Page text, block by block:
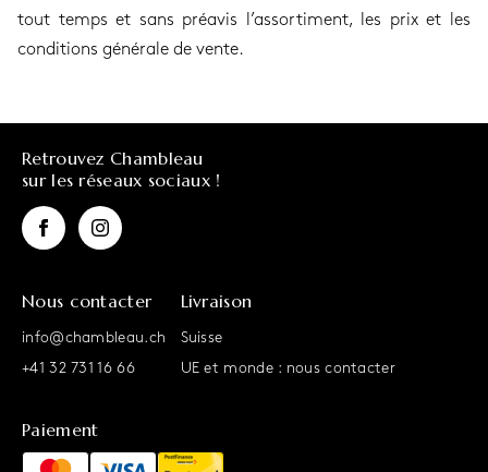
tout temps et sans préavis l’assortiment, les prix et les
conditions générale de vente.
Retrouvez Chambleau
sur les réseaux sociaux !
Nous contacter
info@chambleau.ch
+41 32 731 16 66
Livraison
Suisse
UE et monde : nous contacter
Paiement